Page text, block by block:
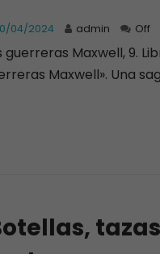
04/2024 admin Off
guerreras Maxwell, 9.
Maxwell». Una